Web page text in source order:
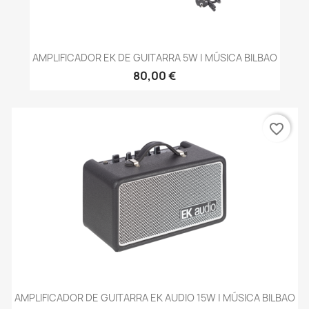
AMPLIFICADOR EK DE GUITARRA 5W | MÚSICA BILBAO
80,00 €
AMPLIFICADOR DE GUITARRA EK AUDIO 15W | MÚSICA BILBAO
favorite_border